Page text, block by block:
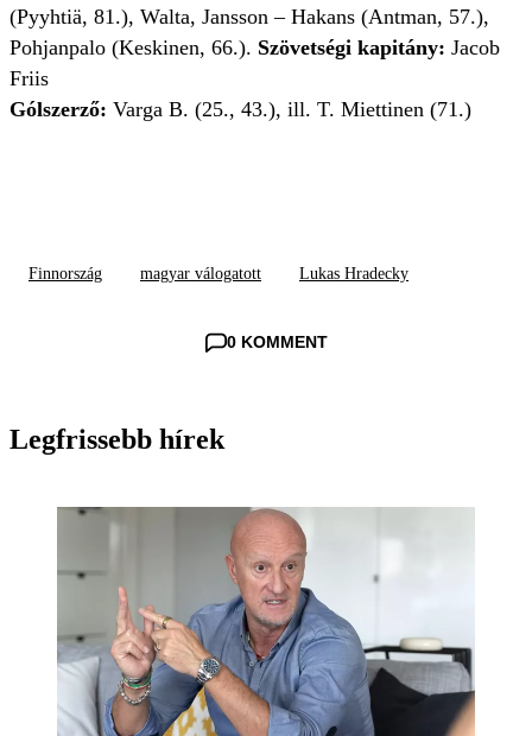
(Pyyhtiä, 81.), Walta, Jansson – Hakans (Antman, 57.),
Pohjanpalo (Keskinen, 66.). Szövetségi kapitány: Jacob
Friis
Gólszerző: Varga B. (25., 43.), ill. T. Miettinen (71.)
Finnország magyar válogatott Lukas Hradecky
0 KOMMENT
Legfrissebb hírek